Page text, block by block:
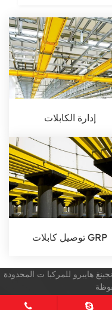
إدارة الكابلات
توصيل كابلات GRP
© 2024-2025 شركة نانجينغ هايبرو للمركبا ت المحدودة
خريطة الموقع
جميع العلامات